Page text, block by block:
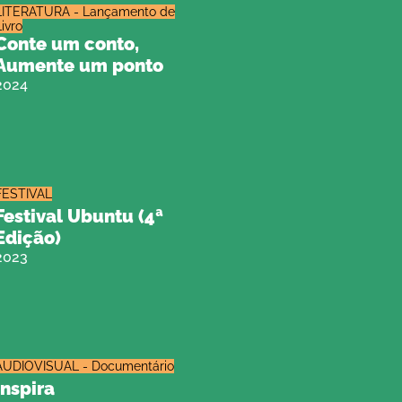
- Lançamento de
um conto,
um ponto
Ubuntu (4ª
- Documentário